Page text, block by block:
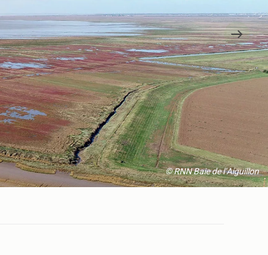
© RNN Baie de l’Aiguillon